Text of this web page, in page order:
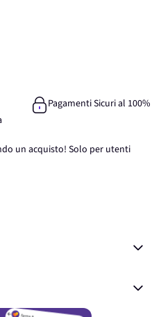
Pagamenti Sicuri al 100%
un acquisto! Solo per utenti